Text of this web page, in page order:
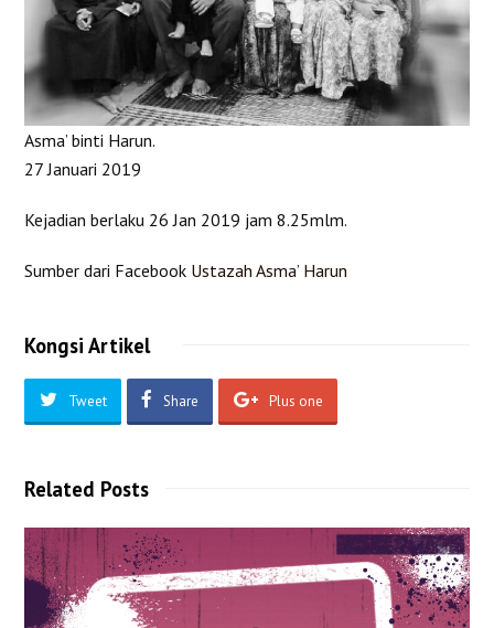
Asma’ binti Harun.
27 Januari 2019
Kejadian berlaku 26 Jan 2019 jam 8.25mlm.
Sumber dari Facebook Ustazah Asma’ Harun
Kongsi Artikel
Tweet Share Plus one
Related Posts